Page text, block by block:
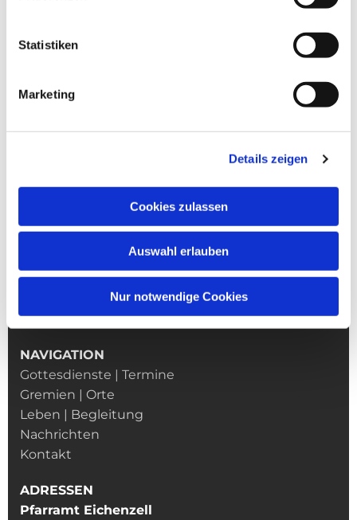
Statistiken
Marketing
Details zeigen
Cookies zulassen
Auswahl erlauben
Nur notwendige Cookies
NAVIGATION
Gottesdienste | Termine
Gremien | Orte
Leben | Begleitung
Nachrichten
Kontakt
ADRESSEN
Pfarramt Eichenzell